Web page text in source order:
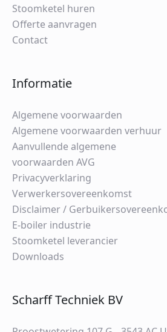
Stoomketel huren
Offerte aanvragen
Contact
Informatie
Algemene voorwaarden
Algemene voorwaarden verhuur
Aanvullende algemene
voorwaarden AVG
Privacyverklaring
Verwerkersovereenkomst
Disclaimer /
E-boiler industrie
Stoomketel leverancier
Downloads
Scharff Techniek BV